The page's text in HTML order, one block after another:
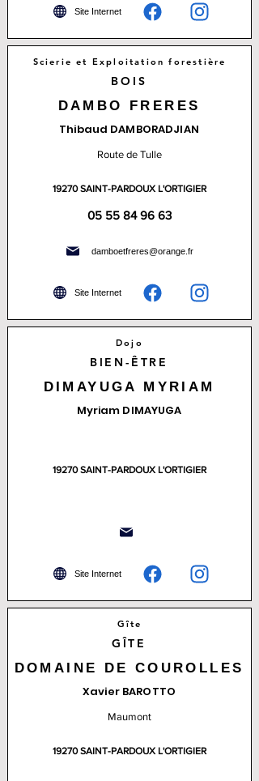
Site Internet
Scierie et Exploitation forestière
BOIS
DAMBO FRERES
Thibaud DAMBORADJIAN
Route de Tulle
19270 SAINT-PARDOUX L'ORTIGIER
05 55 84 96 63
damboetfreres@orange.fr
Site Internet
Dojo
BIEN-ÊTRE
DIMAYUGA MYRIAM
Myriam DIMAYUGA
19270 SAINT-PARDOUX L'ORTIGIER
Site Internet
Gîte
GÎTE
DOMAINE DE COUROLLES
Xavier BAROTTO
Maumont
19270 SAINT-PARDOUX L'ORTIGIER